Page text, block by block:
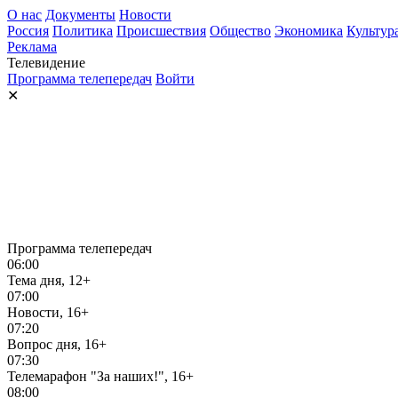
О нас Документы Новости
Россия Политика Происшествия Общество Экономика
Реклама
Телевидение
Программа телепередач Войти
✕
Программа телепередач
06:00
Тема дня, 12+
07:00
Новости, 16+
07:20
Вопрос дня, 16+
07:30
Телемарафон "За наших!", 16+
08:00